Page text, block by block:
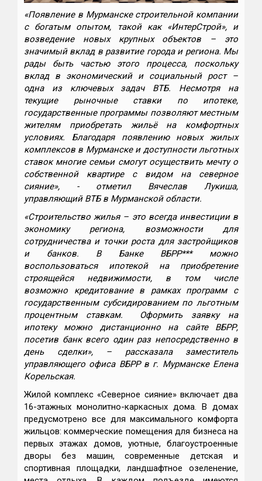
«Появление в Мурманске строительной компании
с богатым опытом, такой как «ИнтерСтрой», и
возведение новых крупных объектов – это
значимый вклад в развитие города и региона. Мы
рады быть частью этого процесса, поскольку
вклад в экономический и социальный рост –
одна из ключевых задач ВТБ. Несмотря на
текущие рыночные ставки по ипотеке,
государственные программы позволяют местным
жителям приобретать жильё на комфортных
условиях. Благодаря появлению новых жилых
комплексов в Мурманске и доступности льготных
ставок многие семьи смогут осуществить мечту о
собственной квартире с видом на северное
сияние», - отметил Вячеслав Лукиша,
управляющий ВТБ в Мурманской области.
«Строительство жилья – это всегда инвестиции в
экономику региона, возможности для
сотрудничества и точки роста для застройщиков
и банков. В Банке ВБРР*** можно
воспользоваться ипотекой на приобретение
строящейся недвижимости, в том числе
возможно кредитование в рамках программ с
государственным субсидированием по льготным
процентным ставкам. Оформить заявку на
ипотеку можно дистанционно на сайте ВБРР,
посетив банк всего один раз непосредственно в
день сделки», – рассказала заместитель
управляющего офиса ВБРР в г. Мурманске Елена
Корельская.
Жилой комплекс «Северное сияние» включает два
16-этажных монолитно-каркасных дома. В домах
предусмотрено все для максимального комфорта
жильцов: коммерческие помещения для бизнеса на
первых этажах домов, уютные, благоустроенные
дворы без машин, современные детская и
спортивная площадки, ландшафтное озеленение,